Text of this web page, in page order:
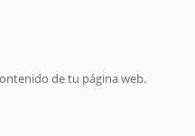
de tu página web.